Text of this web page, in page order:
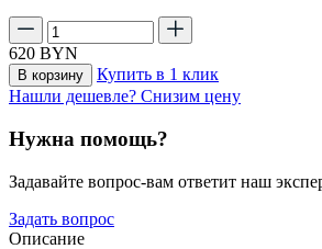
620 BYN
В корзину
Купить в 1 клик
Нашли дешевле? Снизим цену
Нужна помощь?
Задавайте вопрос-вам ответит наш
Задать вопрос
Описание